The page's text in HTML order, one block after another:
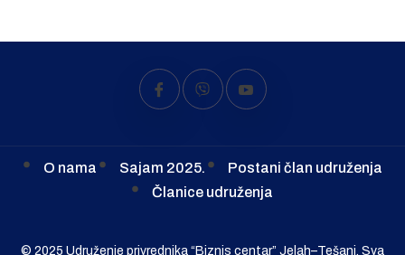
O nama Sajam 2025.
Postani član udruženja
Članice udruženja
© 2025 Udruženje privrednika “Biznis centar” Jelah–Tešanj. Sva